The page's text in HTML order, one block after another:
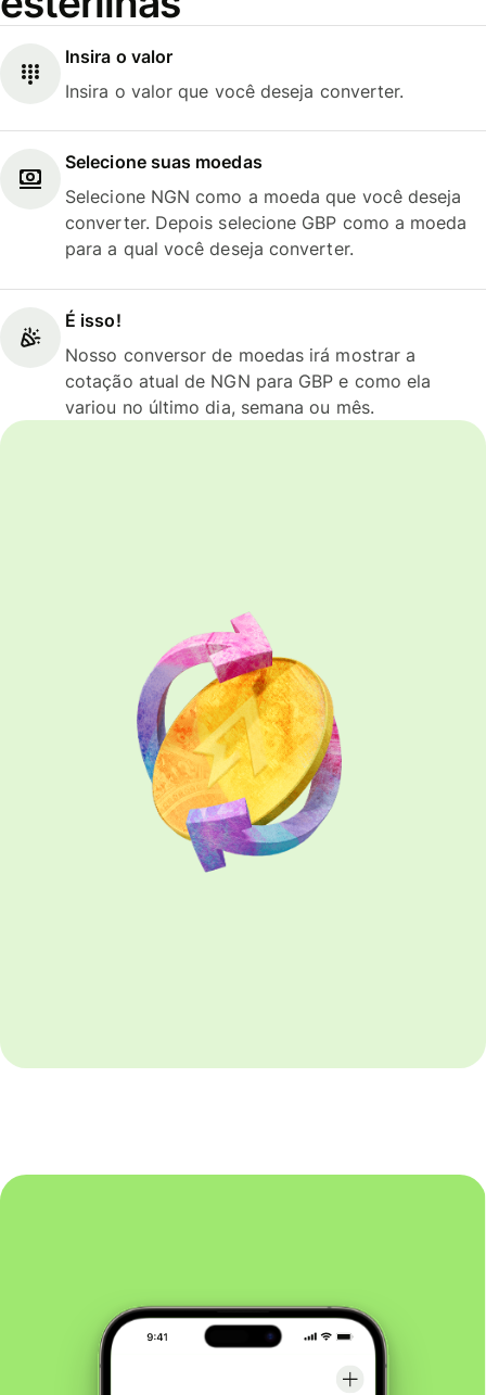
Insira o valor
Insira o valor que você deseja converter.
Selecione suas moedas
Selecione NGN como a moeda que você deseja
converter. Depois selecione GBP como a moeda
para a qual você deseja converter.
É isso!
Nosso conversor de moedas irá mostrar a
cotação atual de NGN para GBP e como ela
variou no último dia, semana ou mês.